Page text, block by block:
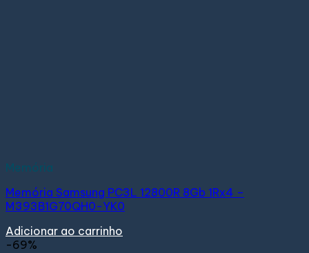
Memória
Memória Samsung PC3L 12800R 8Gb 1Rx4 –
M393B1G70QH0-YK0
Adicionar ao carrinho
-69%